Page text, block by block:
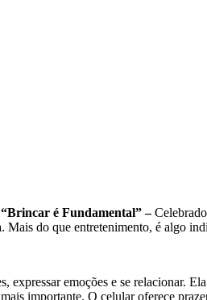
é Fundamental” –
do que entretenimento, é algo
emoções e se relacionar.
importante. O celular oferece